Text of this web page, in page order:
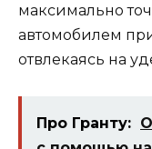
максимально
автомобилем
отвлекаясь на
Про Гранту: